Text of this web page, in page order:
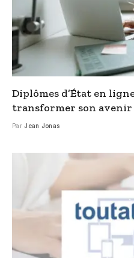
Diplômes d’État en
transformer son
Par Jean Jonas